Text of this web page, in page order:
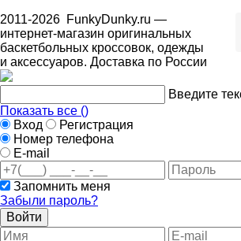
2011-2026 FunkyDunky.ru —
интернет-магазин оригинальных
баскетбольных кроссовок, одежды
и аксессуаров. Доставка по России
Введите
Показать все ()
Вход
Регистрация
Номер телефона
E-mail
Запомнить меня
Забыли пароль?
Войти